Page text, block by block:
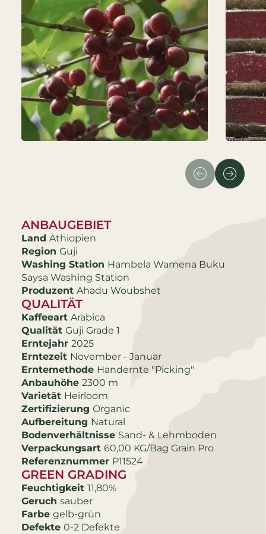
ANBAUGEBIET
LandÄthiopien
RegionGuji
Washing Station Hambela Wamena Buku
Saysa Washing Station
ProduzentAhadu Woubshet
QUALITÄT
KaffeeartArabica
QualitätGuji Grade 1
Erntejahr2025
Erntezeit November - Januar
Erntemethode Handernte "Picking"
Anbauhöhe2300 m
Varietät Heirloom
ZertifizierungOrganic
Aufbereitung Natural
Bodenverhältnisse Sand- & Lehmboden
Verpackungsart60,00 KG/Bag Grain Pro
Referenznummer P11524
GREEN GRADING
Feuchtigkeit11,80%
Geruchsauber
Farbegelb-grün
Defekte0-2 Defekte